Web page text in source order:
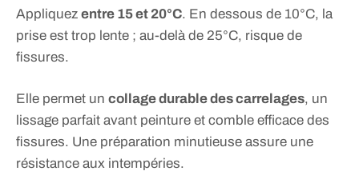
Appliquez entre 15 et 20°C. En dessous de 10°C, la
prise est trop lente ; au-delà de 25°C, risque de
fissures.
Elle permet un collage durable des carrelages, un
lissage parfait avant peinture et comble efficace des
fissures. Une préparation minutieuse assure une
résistance aux intempéries.